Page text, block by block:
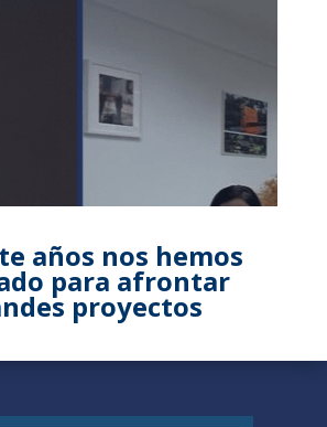
años nos hemos
para afrontar
proyectos